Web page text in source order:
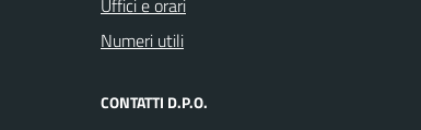
Uffici e orari
Numeri utili
CONTATTI D.P.O.